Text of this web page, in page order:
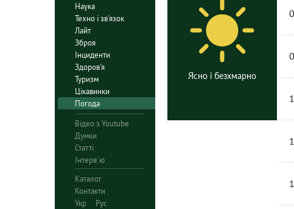
Наука
Техно і зв'язок
Лайт
Зброя
Інциденти
Здоров'я
Туризм
Цікавинки
Погода
Відео з Youtube
Думки
Статті
Інтерв`ю
Каталог
Контакти
Укр
Рус
Ясно і безхмарно